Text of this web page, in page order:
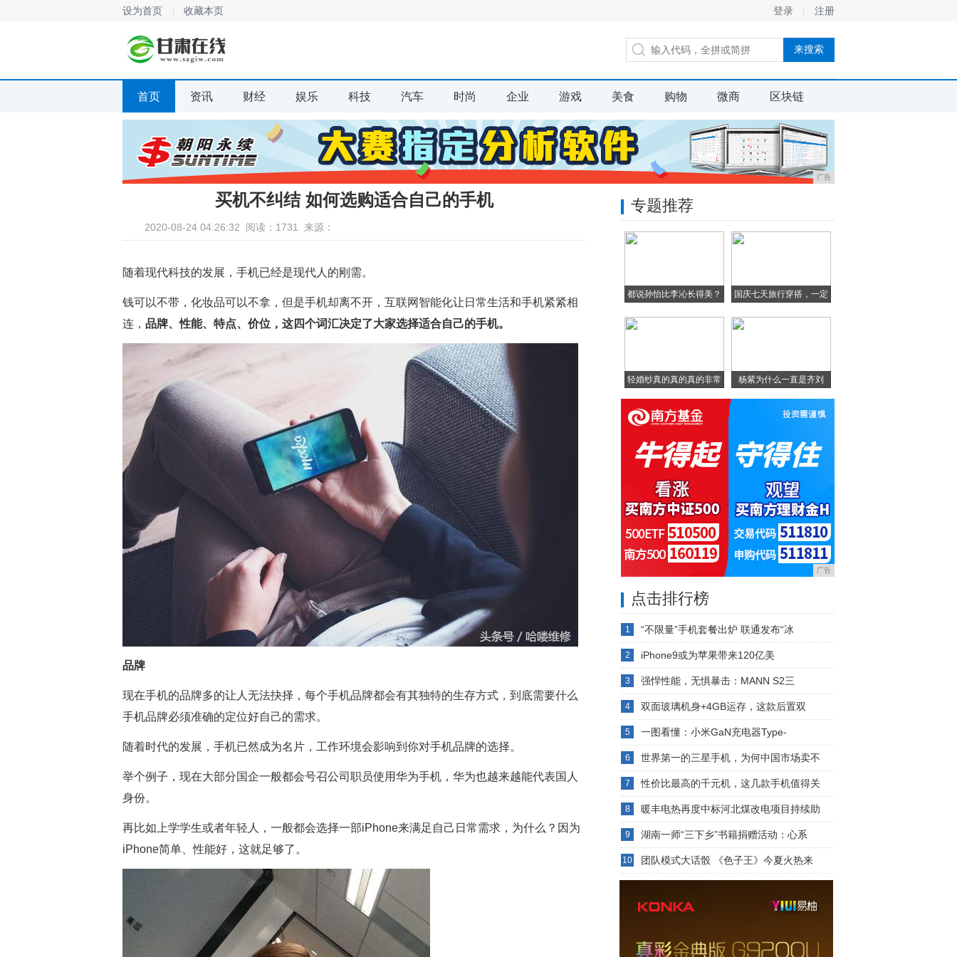
设为首页 收藏本页 登录 注册
首页 资讯 财经 娱乐 科技 汽车 时尚 企业 游戏 美食 购物 微商 区块链
广告
买机不纠结 如何选购适合自己的手机
2020-08-24 04:26:32 阅读：1731 来源：
随着现代科技的发展，手机已经是现代人的刚需。
钱可以不带，化妆品可以不拿，但是手机却离不开，互联网智能化让日常生活和手机紧紧相
连， 品牌、性能、特点、价位，这四个词汇决定了大家选择适合自己的手机。
品牌
现在手机的品牌多的让人无法抉择，每个手机品牌都会有其独特的生存方式，到底需要什么
手机品牌必须准确的定位好自己的需求。
随着时代的发展，手机已然成为名片，工作环境会影响到你对手机品牌的选择。
举个例子，现在大部分国企一般都会号召公司职员使用华为手机，华为也越来越能代表国人
身份。
再比如上学学生或者年轻人，一般都会选择一部iPhone来满足自己日常需求，为什么？因为
iPhone简单、性能好，这就足够了。
专题推荐
都说孙怡比李沁长得美？
国庆七天旅行穿搭，一定
轻婚纱真的真的真的非常
漂
杨紫为什么一直是齐刘
海？
广告
点击排行榜
1 “不限量”手机套餐出炉 联通发布“冰
2 iPhone9或为苹果带来120亿美
3 强悍性能，无惧暴击：MANN S2三
4 双面玻璃机身+4GB运存，这款后置双
5 一图看懂：小米GaN充电器Type-
6 世界第一的三星手机，为何中国市场卖不
7 性价比最高的千元机，这几款手机值得关
8 暖丰电热再度中标河北煤改电项目持续助
9 湖南一师“三下乡”书籍捐赠活动：心系
10 团队模式大话骰 《色子王》今夏火热来